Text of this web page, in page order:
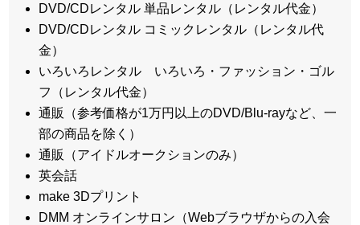
DVD/CDレンタル 単品レンタル（レンタル代金）
DVD/CDレンタル コミックレンタル（レンタル代
金）
いろいろレンタル いろいろ・ファッション・ゴル
フ（レンタル代金）
通販（参考価格が1万円以上のDVD/Blu-rayなど、一
部の商品を除く）
通販（アイドルオークションのみ）
英会話
make 3Dプリント
DMM オンラインサロン（Webブラウザからの入会